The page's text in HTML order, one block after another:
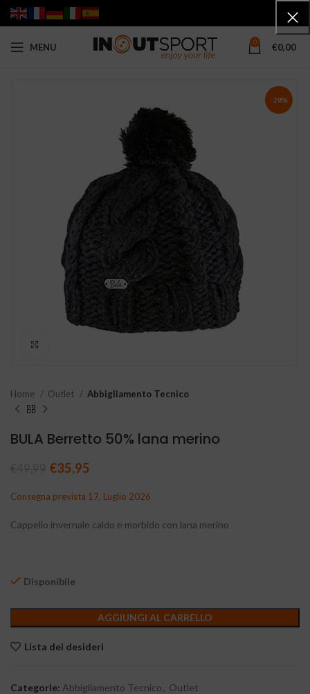
MENU 0 €0,00
-28%
Home Outlet Abbigliamento Tecnico
BULA Berretto 50% lana merino
Il prezzo originale era: €49,99.
€35,95
Consegna prevista 17, Luglio 2026
Cappello invernale caldo e morbido con lana merino
Disponibile
AGGIUNGI AL CARRELLO
Lista dei desideri
Categorie: Abbigliamento Tecnico , Outlet